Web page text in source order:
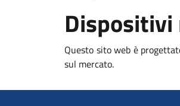
Questo sito web è
sul mercato.